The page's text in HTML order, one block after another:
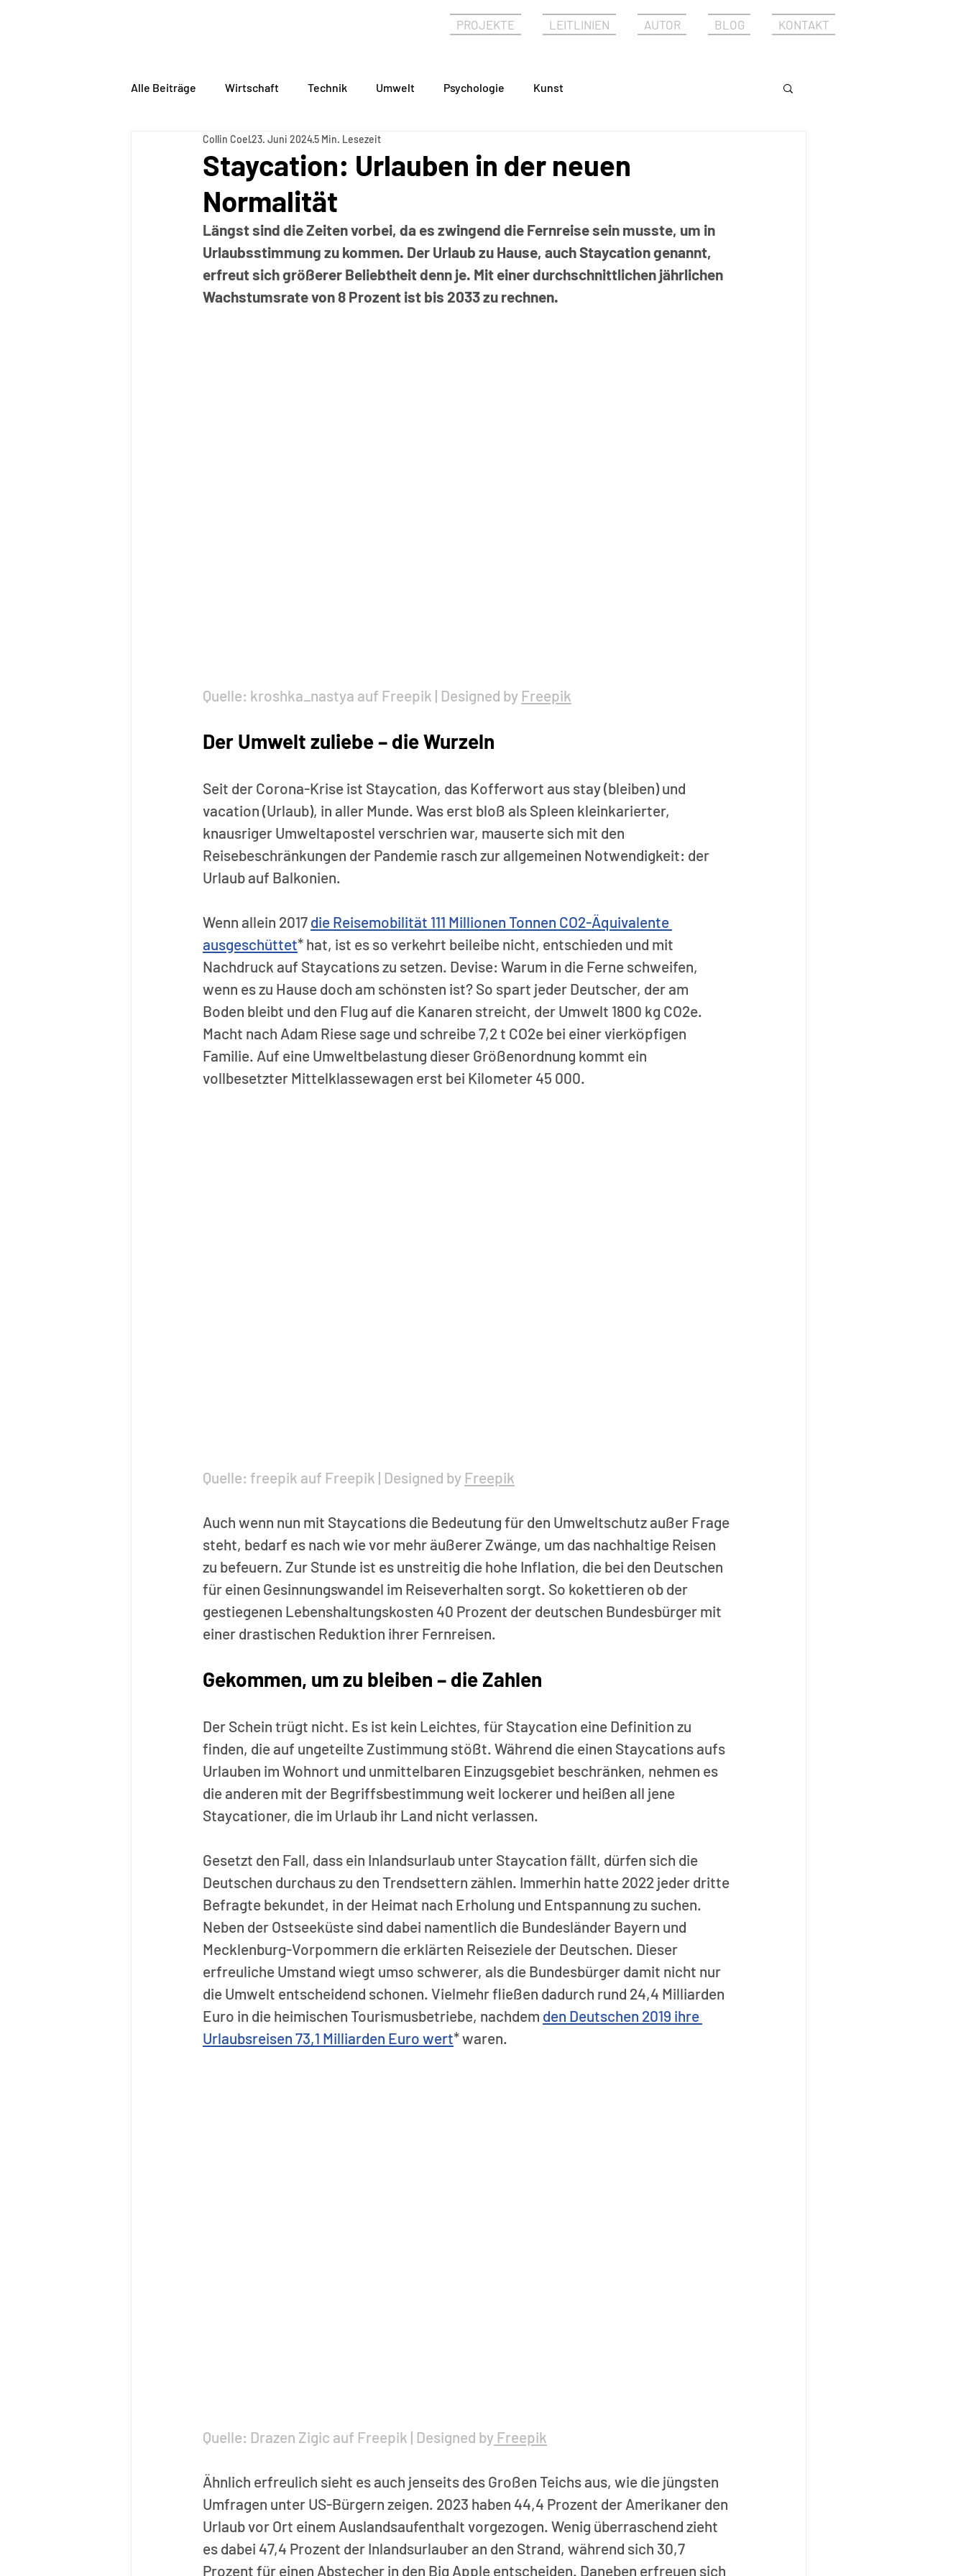
PROJEKTE LEITLINIEN AUTOR BLOG KONTAKT
Alle Beiträge Wirtschaft Technik Umwelt Psychologie Kunst
Staycation: Urlauben in der neuen
Normalität
Collin Coel23. Juni 20245 Min. Lesezeit
Längst sind die Zeiten vorbei, da es zwingend die Fernreise sein musste, um in
Urlaubsstimmung zu kommen. Der Urlaub zu Hause, auch Staycation genannt,
erfreut sich größerer Beliebtheit denn je. Mit einer durchschnittlichen jährlichen
Wachstumsrate von 8 Prozent ist bis 2033 zu rechnen.
Quelle: kroshka_nastya auf Freepik | Designed by Freepik
Der Umwelt zuliebe – die Wurzeln
Seit der Corona-Krise ist Staycation, das Kofferwort aus stay (bleiben) und
vacation (Urlaub), in aller Munde. Was erst bloß als Spleen kleinkarierter,
knausriger Umweltapostel verschrien war, mauserte sich mit den
Reisebeschränkungen der Pandemie rasch zur allgemeinen Notwendigkeit: der
Urlaub auf Balkonien.
Wenn allein 2017 die Reisemobilität 111 Millionen Tonnen CO2-Äquivalente
ausgeschüttet* hat, ist es so verkehrt beileibe nicht, entschieden und mit
Nachdruck auf Staycations zu setzen. Devise: Warum in die Ferne schweifen,
wenn es zu Hause doch am schönsten ist? So spart jeder Deutscher, der am
Boden bleibt und den Flug auf die Kanaren streicht, der Umwelt 1800 kg CO2e.
Macht nach Adam Riese sage und schreibe 7,2 t CO2e bei einer vierköpfigen
Familie. Auf eine Umweltbelastung dieser Größenordnung kommt ein
vollbesetzter Mittelklassewagen erst bei Kilometer 45 000.
Quelle: freepik auf Freepik | Designed by Freepik
Auch wenn nun mit Staycations die Bedeutung für den Umweltschutz außer Frage
steht, bedarf es nach wie vor mehr äußerer Zwänge, um das nachhaltige Reisen
zu befeuern. Zur Stunde ist es unstreitig die hohe Inflation, die bei den Deutschen
für einen Gesinnungswandel im Reiseverhalten sorgt. So kokettieren ob der
gestiegenen Lebenshaltungskosten 40 Prozent der deutschen Bundesbürger mit
einer drastischen Reduktion ihrer Fernreisen.
Gekommen, um zu bleiben – die Zahlen
Der Schein trügt nicht. Es ist kein Leichtes, für Staycation eine Definition zu
finden, die auf ungeteilte Zustimmung stößt. Während die einen Staycations aufs
Urlauben im Wohnort und unmittelbaren Einzugsgebiet beschränken, nehmen es
die anderen mit der Begriffsbestimmung weit lockerer und heißen all jene
Staycationer, die im Urlaub ihr Land nicht verlassen.
Gesetzt den Fall, dass ein Inlandsurlaub unter Staycation fällt, dürfen sich die
Deutschen durchaus zu den Trendsettern zählen. Immerhin hatte 2022 jeder dritte
Befragte bekundet, in der Heimat nach Erholung und Entspannung zu suchen.
Neben der Ostseeküste sind dabei namentlich die Bundesländer Bayern und
Mecklenburg-Vorpommern die erklärten Reiseziele der Deutschen. Dieser
erfreuliche Umstand wiegt umso schwerer, als die Bundesbürger damit nicht nur
die Umwelt entscheidend schonen. Vielmehr fließen dadurch rund 24,4 Milliarden
Euro in die heimischen Tourismusbetriebe, nachdem den Deutschen 2019 ihre
Urlaubsreisen 73,1 Milliarden Euro wert* waren.
Quelle: Drazen Zigic auf Freepik | Designed by Freepik
Ähnlich erfreulich sieht es auch jenseits des Großen Teichs aus, wie die jüngsten
Umfragen unter US-Bürgern zeigen. 2023 haben 44,4 Prozent der Amerikaner den
Urlaub vor Ort einem Auslandsaufenthalt vorgezogen. Wenig überraschend zieht
es dabei 47,4 Prozent der Inlandsurlauber an den Strand, während sich 30,7
Prozent für einen Abstecher in den Big Apple entscheiden. Daneben erfreuen sich